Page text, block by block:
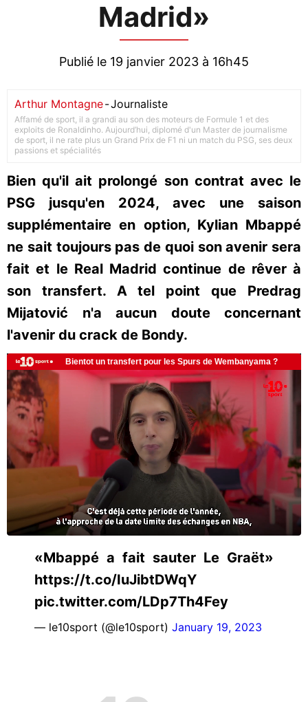
Madrid»
Publié le 19 janvier 2023 à 16h45
Arthur Montagne-Journaliste
Affamé de sport, il a grandi au son des moteurs de Formule 1 et des
exploits de Ronaldinho. Aujourd’hui, diplomé d'un Master de journalisme
de sport, il ne rate plus un Grand Prix de F1 ni un match du PSG, ses deux
passions et spécialités
Bien qu'il ait prolongé son contrat avec le
PSG jusqu'en 2024, avec une saison
supplémentaire en option, Kylian Mbappé
ne sait toujours pas de quoi son avenir sera
fait et le Real Madrid continue de rêver à
son transfert. A tel point que Predrag
Mijatović n'a aucun doute concernant
l'avenir du crack de Bondy.
«Mbappé a fait sauter Le Graët»
https://t.co/IuJibtDWqY
pic.twitter.com/LDp7Th4Fey
— le10sport (@le10sport) January 19, 2023